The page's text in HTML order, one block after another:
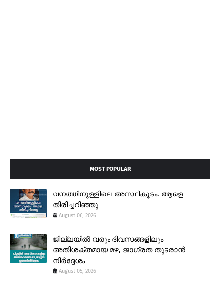
MOST POPULAR
വനത്തിനുള്ളിലെ അസ്ഥികൂടം: ആളെ
തിരിച്ചറിഞ്ഞു
August 06, 2026
ജില്ലയിൽ വരും ദിവസങ്ങളിലും
അതിശക്തമായ മഴ, ജാഗ്രത തുടരാൻ
നിർദ്ദേശം
August 05, 2026